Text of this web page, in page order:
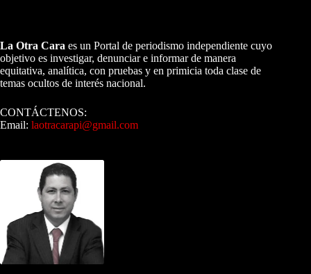
La Otra Cara es un Portal de periodismo independiente cuyo
objetivo es investigar, denunciar e informar de manera
equitativa, analítica, con pruebas y en primicia toda clase de
temas ocultos de interés nacional.
CONTÁCTENOS:
Email: laotracarapi@gmail.com